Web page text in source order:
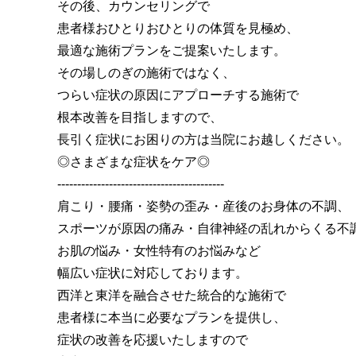
その後、カウンセリングで
患者様おひとりおひとりの体質を見極め、
最適な施術プランをご提案いたします。
その場しのぎの施術ではなく、
つらい症状の原因にアプローチする施術で
根本改善を目指しますので、
長引く症状にお困りの方は当院にお越しください。
◎さまざまな症状をケア◎
------------------------------------------
肩こり・腰痛・姿勢の歪み・産後のお身体の不調、
スポーツが原因の痛み・自律神経の乱れからくる不
お肌の悩み・女性特有のお悩みなど
幅広い症状に対応しております。
西洋と東洋を融合させた統合的な施術で
患者様に本当に必要なプランを提供し、
症状の改善を応援いたしますので